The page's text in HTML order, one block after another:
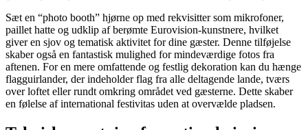
Sæt en “photo booth” hjørne op med rekvisitter som mikrofoner,
paillet hatte og udklip af berømte Eurovision-kunstnere, hvilket
giver en sjov og tematisk aktivitet for dine gæster. Denne tilføjelse
skaber også en fantastisk mulighed for mindeværdige fotos fra
aftenen. For en mere omfattende og festlig dekoration kan du hænge
flagguirlander, der indeholder flag fra alle deltagende lande, tværs
over loftet eller rundt omkring området ved gæsterne. Dette skaber
en følelse af international festivitas uden at overvælde pladsen.